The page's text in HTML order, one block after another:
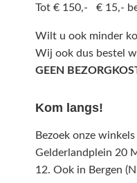
Tot € 150,- € 15,-
Wilt u ook minder
Wij ook dus bestel
GEEN
Kom langs!
Bezoek onze
Gelderlandplein 20
12.Ook in Bergen